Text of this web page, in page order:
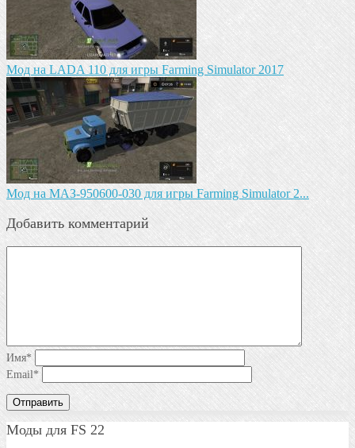
Мод на LADA 110 для игры Farming Simulator 2017
Mод на МАЗ-950600-030 для игры Farming Simulator 2...
Добавить комментарий
Имя*
Email*
Моды для FS 22